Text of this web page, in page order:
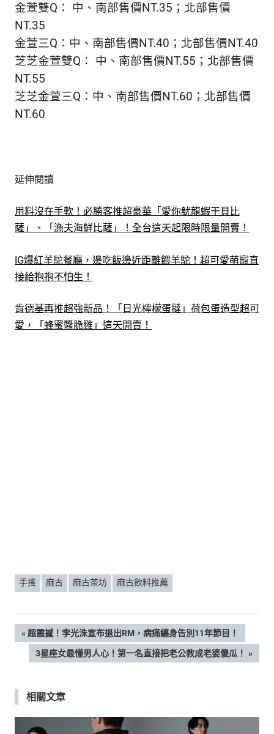
金萱雙Q： 中、南部售價NT.35；北部售價
NT.35
金萱三Q：中、南部售價NT.40；北部售價NT.40
芝芝金萱雙Q： 中、南部售價NT.55；北部售價
NT.55
芝芝金萱三Q：中、南部售價NT.60；北部售價
NT.60
延伸閱讀
用料沒在手軟！必勝客推超豪華「愛你魷龍蝦干貝比
薩」、「漁夫海鮮比薩」！全台這天起限時限量開賣！
IG爆紅羊駝餐廳，邊吃飯邊近距離餵羊駝！超可愛萌寵直
接給抱抱不怕生！
肯德基再推超強新品！「日光檸檬蛋撻」荷包蛋造型超可
愛，「蜂蜜醬脆雞」這天開賣！
手搖 麻古 麻古茶坊 麻古飲料推薦
文
章
導
覽
PREVIOUS
POST:
超震撼！李光洙宣布退出RM，病痛纏身告別11年節目！
NEXT
3星座女最懂男人心！第一名直接把老公教成老婆傻瓜！
相關文章